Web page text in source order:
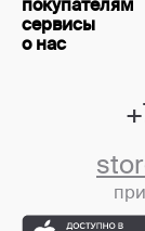
покупателям
сервисы
о нас